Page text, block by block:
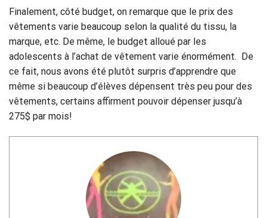
Finalement, côté budget, on remarque que le prix des
vêtements varie beaucoup selon la qualité du tissu, la
marque, etc. De même, le budget alloué par les
adolescents à l’achat de vêtement varie énormément. De
ce fait, nous avons été plutôt surpris d’apprendre que
même si beaucoup d’élèves dépensent très peu pour des
vêtements, certains affirment pouvoir dépenser jusqu’à
275$ par mois!